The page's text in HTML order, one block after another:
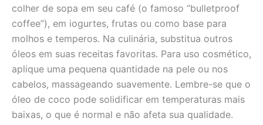
colher de sopa em seu café (o famoso “bulletproof
coffee”), em iogurtes, frutas ou como base para
molhos e temperos. Na culinária, substitua outros
óleos em suas receitas favoritas. Para uso cosmético,
aplique uma pequena quantidade na pele ou nos
cabelos, massageando suavemente. Lembre-se que o
óleo de coco pode solidificar em temperaturas mais
baixas, o que é normal e não afeta sua qualidade.